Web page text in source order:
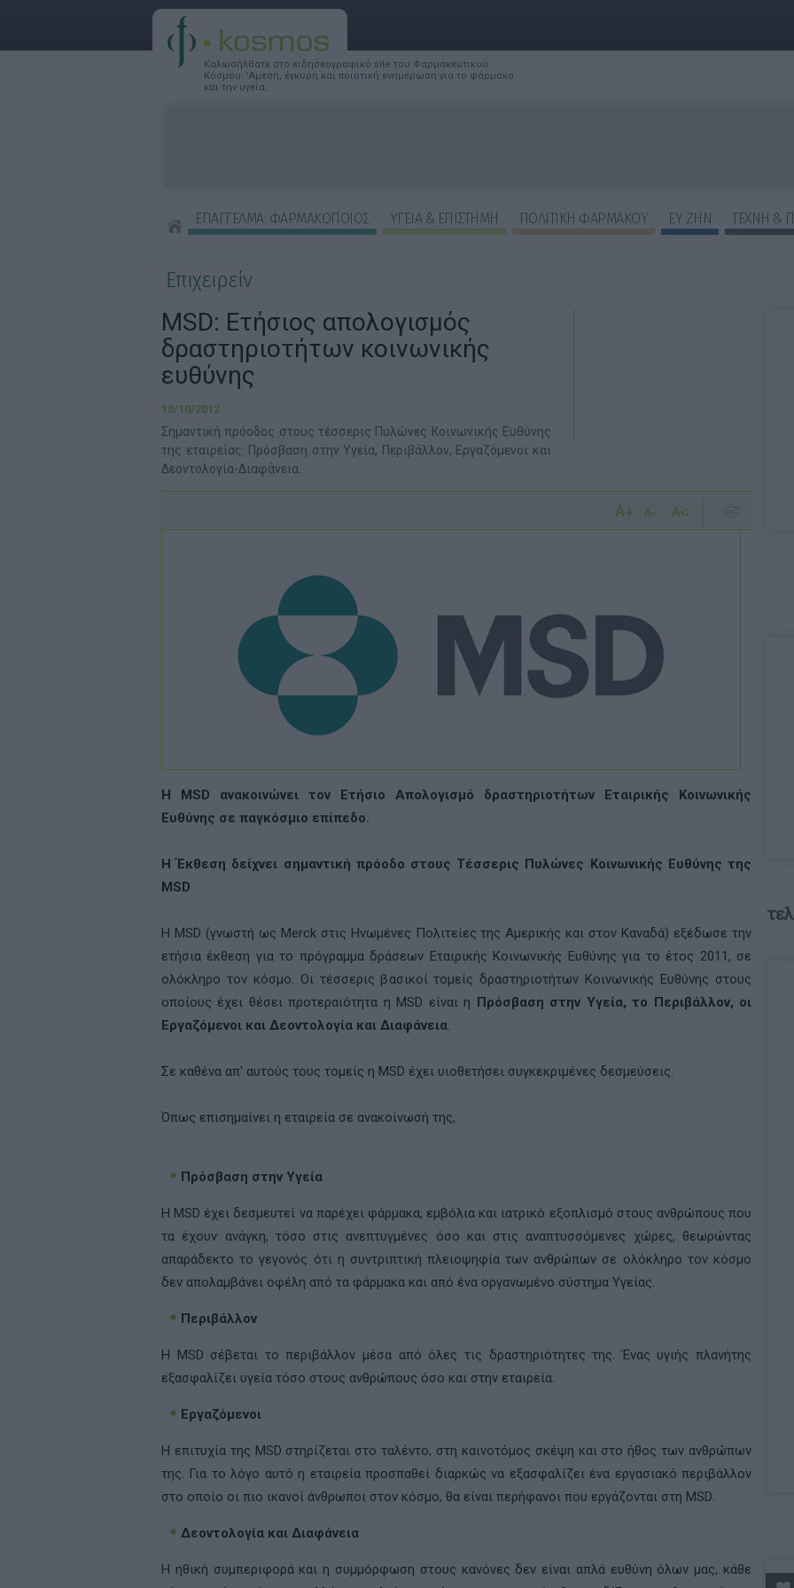
Καλωσήλθατε στο ειδησεογραφικό site του Φαρμακευτικού
Κόσμου. 'Αμεση, έγκυρη και ποιοτική ενημέρωση για το φάρμακο
και την υγεία.
ΕΠΑΓΓΕΛΜΑ: ΦΑΡΜΑΚΟΠΟΙΟΣ ΥΓΕΙΑ & ΕΠΙΣΤΗΜΗ ΠΟΛΙΤΙΚΗ ΦΑΡΜΑΚΟΥ ΕΥ ΖΗΝ
ΤΕΧΝΗ &
Επιχειρείν
MSD: Ετήσιος απολογισμός
δραστηριοτήτων κοινωνικής
ευθύνης
10/10/2012
Σημαντική πρόοδος στους τέσσερις Πυλώνες Κοινωνικής Ευθύνης
της εταιρείας: Πρόσβαση στην Υγεία, Περιβάλλον, Εργαζόμενοι και
Δεοντολογία-Διαφάνεια.
H MSD
ανακοινώνει τον Ετήσιο Απολογισμό δραστηριοτήτων Εταιρικής Κοινωνικής
Ευθύνης σε παγκόσμιο επίπεδο.
Η Έκθεση δείχνει σημαντική πρόοδο στους Τέσσερις Πυλώνες Κοινωνικής Ευθύνης της
MSD
Η MSD (γνωστή ως Merck στις Ηνωμένες Πολιτείες της Αμερικής και στον Καναδά) εξέδωσε την
ετήσια έκθεση για το πρόγραμμα δράσεων Εταιρικής Κοινωνικής Ευθύνης για το έτος 2011, σε
ολόκληρο τον κόσμο. Οι τέσσερις βασικοί τομείς δραστηριοτήτων Κοινωνικής Ευθύνης στους
οποίους έχει θέσει προτεραιότητα η MSD είναι η Πρόσβαση στην Υγεία, το Περιβάλλον, οι
Εργαζόμενοι και Δεοντολογία και Διαφάνεια.
Σε καθένα απ' αυτούς τους τομείς η MSD έχει υιοθετήσει συγκεκριμένες δεσμεύσεις.
Όπως επισημαίνει η εταιρεία σε ανακοίνωσή της,
Πρόσβαση στην Υγεία
H MSD έχει δεσμευτεί να παρέχει φάρμακα, εμβόλια και ιατρικό εξοπλισμό στους ανθρώπους που
τα έχουν ανάγκη, τόσο στις ανεπτυγμένες όσο και στις αναπτυσσόμενες χώρες, θεωρώντας
απαράδεκτο το γεγονός ότι η συντριπτική πλειοψηφία των ανθρώπων σε ολόκληρο τον κόσμο
δεν απολαμβάνει οφέλη από τα φάρμακα και από ένα οργανωμένο σύστημα Υγείας.
Περιβάλλον
Η MSD σέβεται το περιβάλλον μέσα από όλες τις δραστηριότητες της. Ένας υγιής πλανήτης
εξασφαλίζει υγεία τόσο στους ανθρώπους όσο και στην εταιρεία.
Εργαζόμενοι
Η επιτυχία της MSD στηρίζεται στο ταλέντο, στη καινοτόμος σκέψη και στο ήθος των ανθρώπων
της. Για το λόγο αυτό η εταιρεία προσπαθεί διαρκώς να εξασφαλίζει ένα εργασιακό περιβάλλον
στο οποίο οι πιο ικανοί άνθρωποι στον κόσμο, θα είναι περήφανοι που εργάζονται στη MSD.
Δεοντολογία και Διαφάνεια
Η ηθική συμπεριφορά και η συμμόρφωση στους κανόνες δεν είναι απλά ευθύνη όλων μας, κάθε